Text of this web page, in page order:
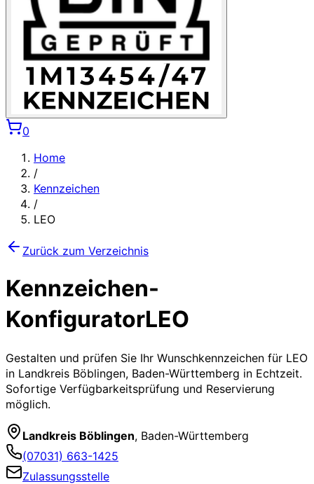
0
Home
/
Kennzeichen
/
LEO
Zurück zum Verzeichnis
Kennzeichen-
KonfiguratorLEO
Gestalten und prüfen Sie Ihr Wunschkennzeichen für LEO
in Landkreis Böblingen, Baden-Württemberg in Echtzeit.
Sofortige Verfügbarkeitsprüfung und Reservierung
möglich.
Landkreis Böblingen, Baden-Württemberg
(07031) 663-1425
Zulassungsstelle